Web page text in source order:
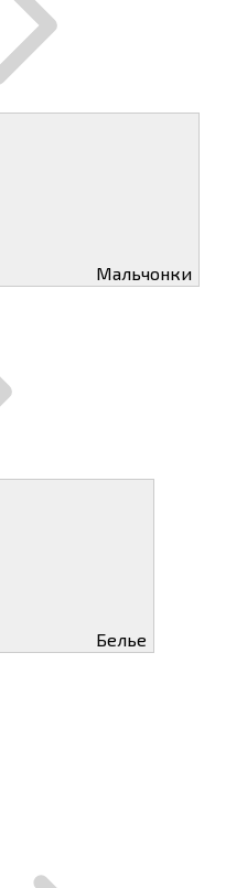
Мальчонки
Белье